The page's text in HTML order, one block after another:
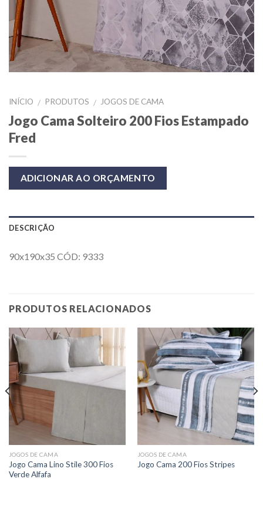
INÍCIO / PRODUTOS / JOGOS DE CAMA
Jogo Cama Solteiro 200 Fios Estampado
Fred
ADICIONAR AO ORÇAMENTO
DESCRIÇÃO
90x190x35 CÓD: 9333
PRODUTOS RELACIONADOS
JOGOS DE CAMA
Jogo Cama Lino Stile 300 Fios
Verde Alfafa
JOGOS DE CAMA
Jogo Cama 200 Fios Stripes